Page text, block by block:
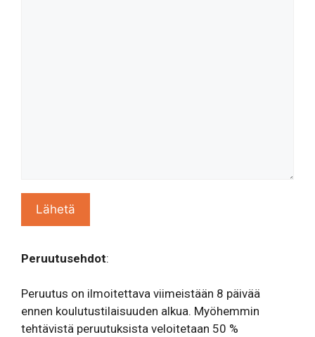
Peruutusehdot:
Peruutus on ilmoitettava viimeistään 8 päivää
ennen koulutustilaisuuden alkua. Myöhemmin
tehtävistä peruutuksista veloitetaan 50 %